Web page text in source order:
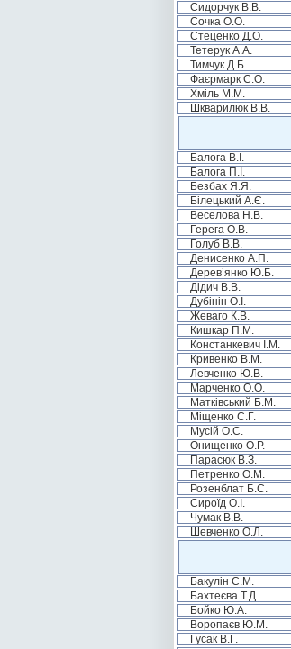
Сидорчук В.В.
Сочка О.О.
Стеценко Д.О.
Тетерук А.А.
Тимчук Д.Б.
Фаєрмарк С.О.
Хміль М.М.
Шкварилюк В.В.
Балога В.І.
Балога П.І.
Безбах Я.Я.
Білецький А.Є.
Веселова Н.В.
Герега О.В.
Голуб В.В.
Денисенко А.П.
Дерев’янко Ю.Б.
Дідич В.В.
Дубінін О.І.
Жеваго К.В.
Кишкар П.М.
Констанкевич І.М.
Кривенко В.М.
Левченко Ю.В.
Марченко О.О.
Матківський Б.М.
Міщенко С.Г.
Мусій О.С.
Онищенко О.Р.
Парасюк В.З.
Петренко О.М.
Розенблат Б.С.
Сироїд О.І.
Чумак В.В.
Шевченко О.Л.
Бакулін Є.М.
Бахтеєва Т.Д.
Бойко Ю.А.
Воропаєв Ю.М.
Гусак В.Г.